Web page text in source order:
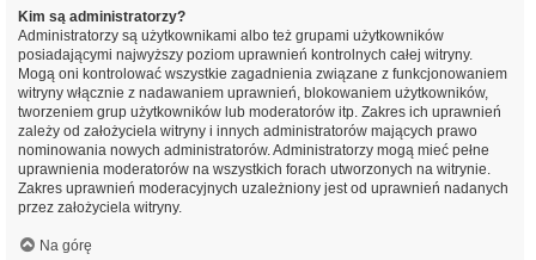
Kim są administratorzy?
Administratorzy są użytkownikami albo też grupami użytkowników
posiadającymi najwyższy poziom uprawnień kontrolnych całej witryny.
Mogą oni kontrolować wszystkie zagadnienia związane z funkcjonowaniem
witryny włącznie z nadawaniem uprawnień, blokowaniem użytkowników,
tworzeniem grup użytkowników lub moderatorów itp. Zakres ich uprawnień
zależy od założyciela witryny i innych administratorów mających prawo
nominowania nowych administratorów. Administratorzy mogą mieć pełne
uprawnienia moderatorów na wszystkich forach utworzonych na witrynie.
Zakres uprawnień moderacyjnych uzależniony jest od uprawnień nadanych
przez założyciela witryny.
Na górę